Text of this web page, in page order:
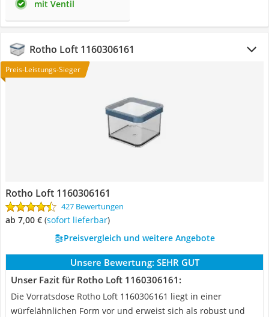
mit Ventil
Rotho Loft 1160306161
Preis-Leistungs-Sieger
Rotho Loft 1160306161
427 Bewertungen
ab 7,00 € ( Sofort lieferbar)
Preisvergleich und weitere Angebote
Unsere Bewertung: SEHR GUT
Unser Fazit für Rotho Loft 1160306161:
Die Vorratsdose Rotho Loft 1160306161 liegt in einer
würfelähnlichen Form vor und erweist sich als robust und